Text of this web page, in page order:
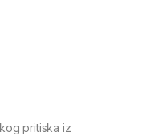
pritiska iz